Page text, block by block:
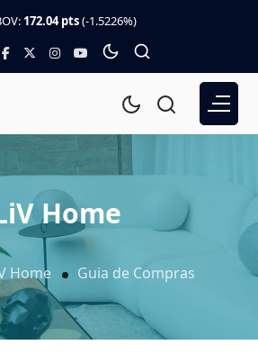
172.04 pts(-1.5226%)
Home
Home Guia de Compras